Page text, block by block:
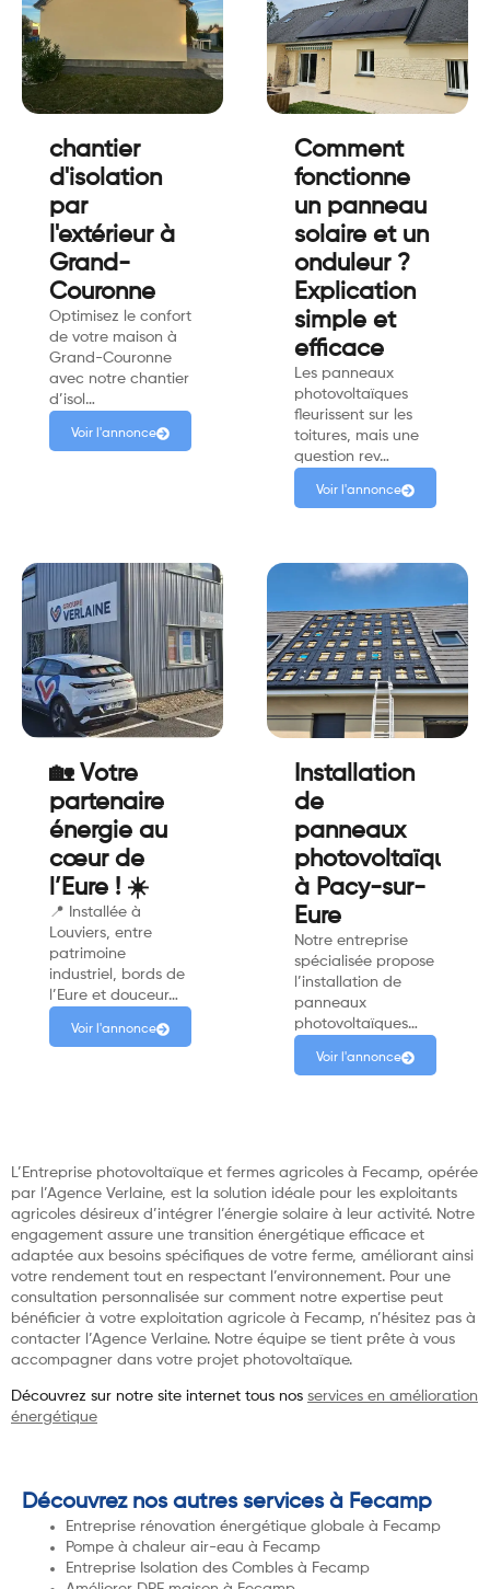
chantier
d'isolation
par
l'extérieur à
Grand-
Couronne
Optimisez le confort
de votre maison à
Grand-Couronne
avec notre chantier
d’isol…
Voir l'annonce
Comment
fonctionne
un panneau
solaire et un
onduleur ?
Explication
simple et
efficace
Les panneaux
photovoltaïques
fleurissent sur les
toitures, mais une
question rev…
Voir l'annonce
🏡 Votre
partenaire
énergie au
cœur de
l’Eure ! ☀️
📍 Installée à
Louviers, entre
patrimoine
industriel, bords de
l’Eure et douceur…
Voir l'annonce
Installation
de
panneaux
photovoltaïques
à Pacy-sur-
Eure
Notre entreprise
spécialisée propose
l’installation de
panneaux
photovoltaïques…
Voir l'annonce
L’Entreprise photovoltaïque et fermes agricoles à Fecamp, opérée
par l’Agence Verlaine, est la solution idéale pour les exploitants
agricoles désireux d’intégrer l’énergie solaire à leur activité. Notre
engagement assure une transition énergétique efficace et
adaptée aux besoins spécifiques de votre ferme, améliorant ainsi
votre rendement tout en respectant l’environnement. Pour une
consultation personnalisée sur comment notre expertise peut
bénéficier à votre exploitation agricole à Fecamp, n’hésitez pas à
contacter l’Agence Verlaine. Notre équipe se tient prête à vous
accompagner dans votre projet photovoltaïque.
Découvrez sur notre site internet tous nos services en amélioration
énergétique
Découvrez nos autres services à Fecamp
Entreprise rénovation énergétique globale à Fecamp
Pompe à chaleur air-eau à Fecamp
Entreprise Isolation des Combles à Fecamp